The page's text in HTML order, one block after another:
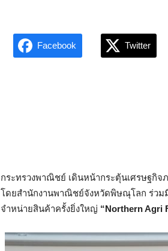
Facebook Twitter
กระทรวงพาณิชย์ เดินหน้ากระตุ้นเศรษฐกิจ
โดยสำนักงานพาณิชย์จังหวัดพิษณุโลก ร่วม
จำหน่ายสินค้าครั้งยิ่งใหญ่ “Northern Agri